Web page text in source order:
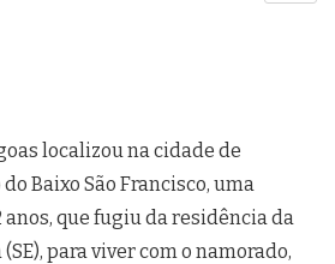
localizou na cidade de
Baixo São Francisco, uma
anos, que fugiu da residência da
para viver com o namorado,